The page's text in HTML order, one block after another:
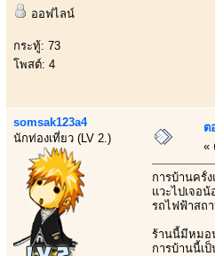
ออฟไลน์
กระทู้: 73
โพสต์: 4
somsak123a4
นักท่องเที่ยว (LV 2.)
ต
«
การบ้านครั้
แวะไปเจอ
รถไฟฟ้าสถ
ร้านนี้มีหมอ
การบ้านนี้เ